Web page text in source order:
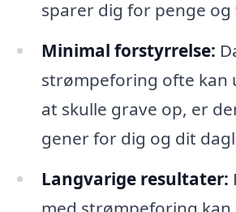
sparer dig for penge og
Minimal forstyrrelse:
strømpeforing ofte kan
at skulle grave op, er
gener for dig og dit
Langvarige resultater: